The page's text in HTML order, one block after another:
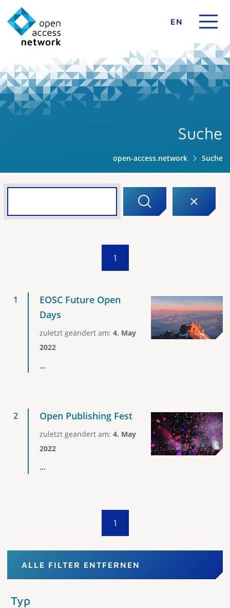
EN
Suche
open-access.network Suche
1
EOSC Future Open
Days
zuletzt geändert am: 4. May
2022
...
Open Publishing Fest
zuletzt geändert am: 4. May
2022
...
1
ALLE FILTER ENTFERNEN
Typ